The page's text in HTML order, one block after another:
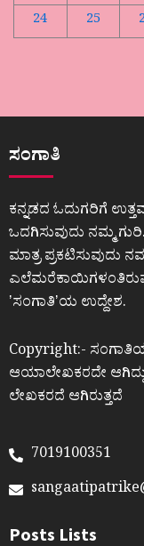
24
25
ಸಂಗಾತಿ
ಕನ್ನಡದ ಓದುಗರಿಗೆ
ಒದಗಿಸುವುದು ನಮ್ಮ
ಮಾತ್ರ ಪ್ರಕಟಿಸುವುದು
ʼಸಂಗಾತಿʼಯ ಉದ್ದೇಶ.
Copyright:-
ಆಯಾಲೇಖಕರದೇ
ಲೇಖಕರದೆ ಆಗಿರುತ್ತದೆ
7019100351
Posts Lists